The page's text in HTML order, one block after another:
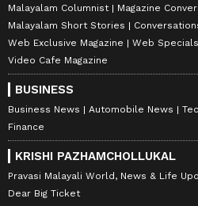
Malayalam Columnist
Magazine
Malayalam Short Stories
Web Exclusive Magazine
Web
Video Cafe Magazine
BUSINESS
Business News Automobile News
Finance
KRISHI PAZHAMCHOLLUKAL
Pravasi Malayali World, News & Life
Dear Big Ticket